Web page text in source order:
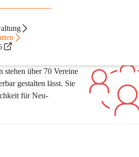
stehen über 70 Vereine
gestalten lässt. Sie
für Neu-